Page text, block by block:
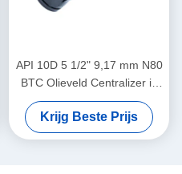
API 10D 5 1/2" 9,17 mm N80
BTC Olieveld Centralizer in
Olie & Gas Operaties
Krijg Beste Prijs